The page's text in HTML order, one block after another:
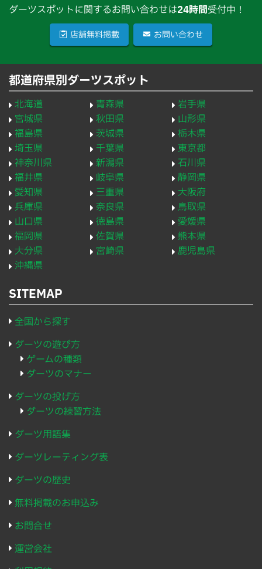
ダーツスポットに関するお問い合わせは24時間受付中！
店舗無料掲載 お問い合わせ
都道府県別ダーツスポット
北海道 青森県
岩手県
宮城県
秋田県
山形県
福島県
茨城県
栃木県
埼玉県
千葉県
東京都
神奈川県
新潟県
石川県
福井県
岐阜県
静岡県
愛知県
三重県
大阪府
兵庫県
奈良県
鳥取県
山口県
徳島県
愛媛県
福岡県
佐賀県
熊本県
大分県
宮崎県
鹿児島県
沖縄県
SITEMAP
全国から探す
ダーツの遊び方
ゲームの種類
ダーツのマナー
ダーツの投げ方
ダーツの練習方法
ダーツ用語集
ダーツレーティング表
ダーツの歴史
無料掲載のお申込み
お問合せ
運営会社